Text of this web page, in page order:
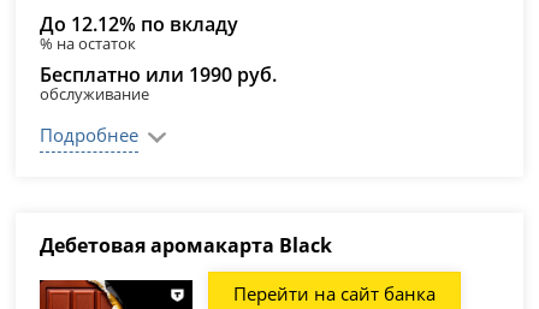
До 12.12% по вкладу
% на остаток
Бесплатно или 1990 руб.
обслуживание
Подробнее
Дебетовая аромакарта Black
Перейти на сайт банка